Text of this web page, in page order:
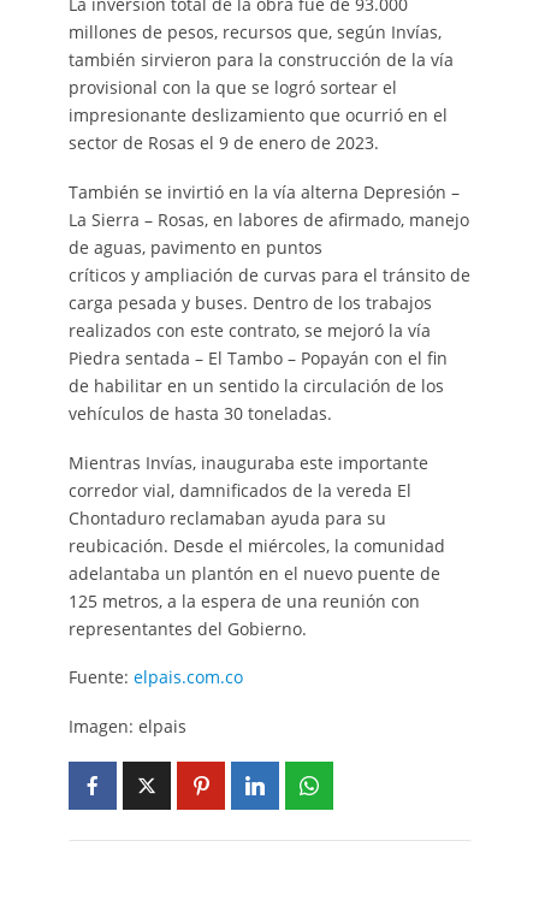
millones de pesos, recursos que, según Invías,
también sirvieron para la construcción de la vía
provisional con la que se logró sortear el
impresionante deslizamiento que ocurrió en el
sector de Rosas el 9 de enero de 2023.
También se invirtió en la vía alterna Depresión –
La Sierra – Rosas, en labores de afirmado, manejo
de aguas, pavimento en puntos
críticos y ampliación de curvas para el tránsito de
carga pesada y buses. Dentro de los trabajos
realizados con este contrato, se mejoró la vía
Piedra sentada – El Tambo – Popayán con el fin
de habilitar en un sentido la circulación de los
vehículos de hasta 30 toneladas.
Mientras Invías, inauguraba este importante
corredor vial, damnificados de la vereda El
Chontaduro reclamaban ayuda para su
reubicación. Desde el miércoles, la comunidad
adelantaba un plantón en el nuevo puente de
125 metros, a la espera de una reunión con
representantes del Gobierno.
Fuente: elpais.com.co
Imagen: elpais